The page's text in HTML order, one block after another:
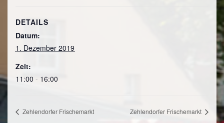
DETAILS
Datum:
1. Dezember 2019
Zeit:
11:00 - 16:00
Zehlendorfer Frischemarkt Zehlendorfer Frischemarkt